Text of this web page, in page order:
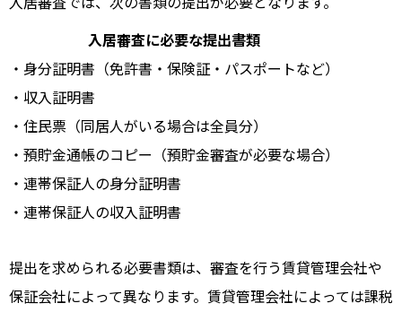
入居審査に必要な提出書類
・身分証明書（免許書・保険証・パスポートなど）
・収入証明書
・住民票（同居人がいる場合は全員分）
・預貯金通帳のコピー（預貯金審査が必要な場合）
・連帯保証人の身分証明書
・連帯保証人の収入証明書
提出を求められる必要書類は、審査を行う賃貸管理会社や
保証会社によって異なります。賃貸管理会社によっては課税